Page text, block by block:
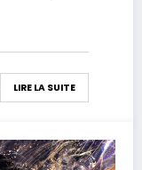
LIRE LA SUITE